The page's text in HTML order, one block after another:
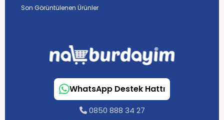
Son Görüntülenen Ürünler
WhatsApp Destek Hattı
0850 888 34 27